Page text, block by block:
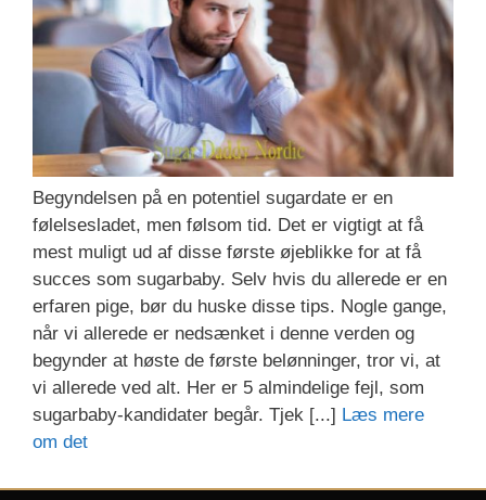
Begyndelsen på en potentiel sugardate er en
følelsesladet, men følsom tid. Det er vigtigt at få
mest muligt ud af disse første øjeblikke for at få
succes som sugarbaby. Selv hvis du allerede er en
erfaren pige, bør du huske disse tips. Nogle gange,
når vi allerede er nedsænket i denne verden og
begynder at høste de første belønninger, tror vi, at
vi allerede ved alt. Her er 5 almindelige fejl, som
sugarbaby-kandidater begår. Tjek [...] Læs mere
om det